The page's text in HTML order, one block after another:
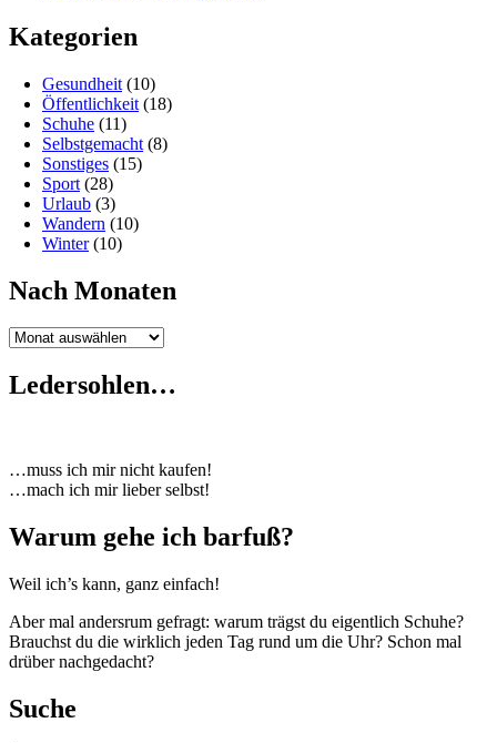
Kategorien
Gesundheit (10)
Öffentlichkeit (18)
Schuhe (11)
Selbstgemacht (8)
Sonstiges (15)
Sport (28)
Urlaub (3)
Wandern (10)
Winter(10)
Nach Monaten
Nach
Ledersohlen…
…muss ich mir nicht kaufen!
…mach ich mir lieber selbst!
Warum gehe ich barfuß?
Weil ich’s kann, ganz einfach!
Aber mal andersrum gefragt: warum trägst du eigentlich Schuhe?
Brauchst du die wirklich jeden Tag rund um die Uhr? Schon mal
drüber nachgedacht?
Suche